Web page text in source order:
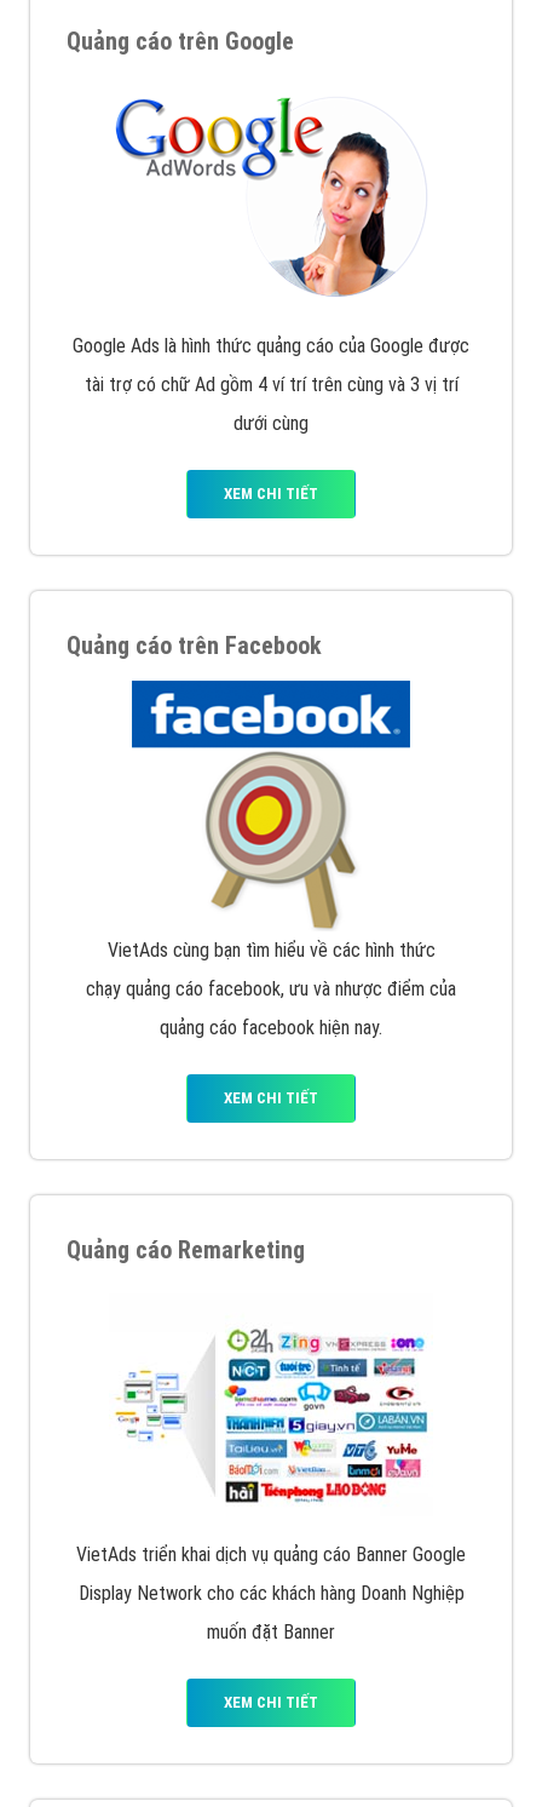
Quảng cáo trên Google
Google Ads là hình thức quảng cáo của Google được
tài trợ có chữ Ad gồm 4 ví trí trên cùng và 3 vị trí
dưới cùng
XEM CHI TIẾT
Quảng cáo trên Facebook
VietAds cùng bạn tìm hiểu về các hình thức
chạy quảng cáo facebook, ưu và nhược điểm của
quảng cáo facebook hiện nay.
XEM CHI TIẾT
Quảng cáo Remarketing
VietAds triển khai dịch vụ quảng cáo Banner Google
Display Network cho các khách hàng Doanh Nghiệp
muốn đặt Banner
XEM CHI TIẾT